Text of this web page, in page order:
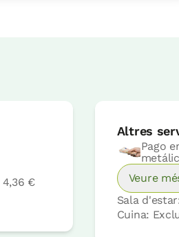
4,36 €
Altres
Pago
Veure
Sala
Cuina: